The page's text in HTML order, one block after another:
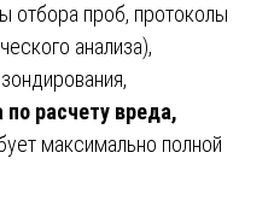
отбора проб, протоколы
анализа),
по расчету вреда,
максимально полной